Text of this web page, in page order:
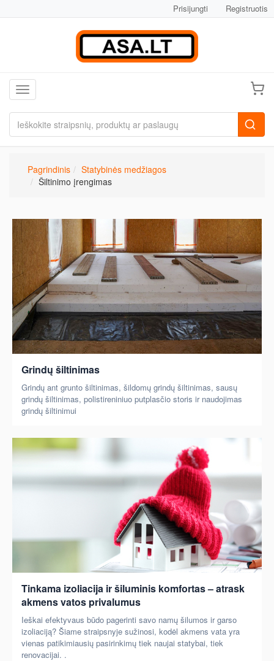
Prisijungti Registruotis
Toggle navigation
Pagrindinis
Statybinės medžiagos
Šiltinimo įrengimas
Grindų šiltinimas
Grindų ant grunto šiltinimas, šildomų grindų šiltinimas, sausų
grindų šiltinimas, polistireniniuo putplasčio storis ir naudojimas
grindų šiltinimui
Tinkama izoliacija ir šiluminis komfortas – atrask
akmens vatos privalumus
Ieškai efektyvaus būdo pagerinti savo namų šilumos ir garso
izoliaciją? Šiame straipsnyje sužinosi, kodėl akmens vata yra
vienas patikimiausių pasirinkimų tiek naujai statybai, tiek
renovacijai. .